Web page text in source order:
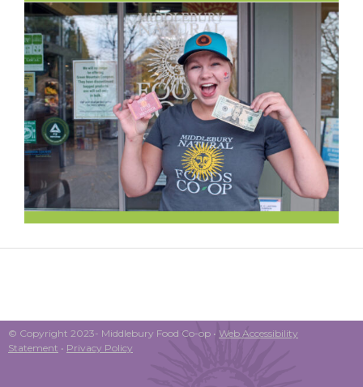
© Copyright 2023- Middlebury Food Co-op • Web Accessibility
Statement • Privacy Policy